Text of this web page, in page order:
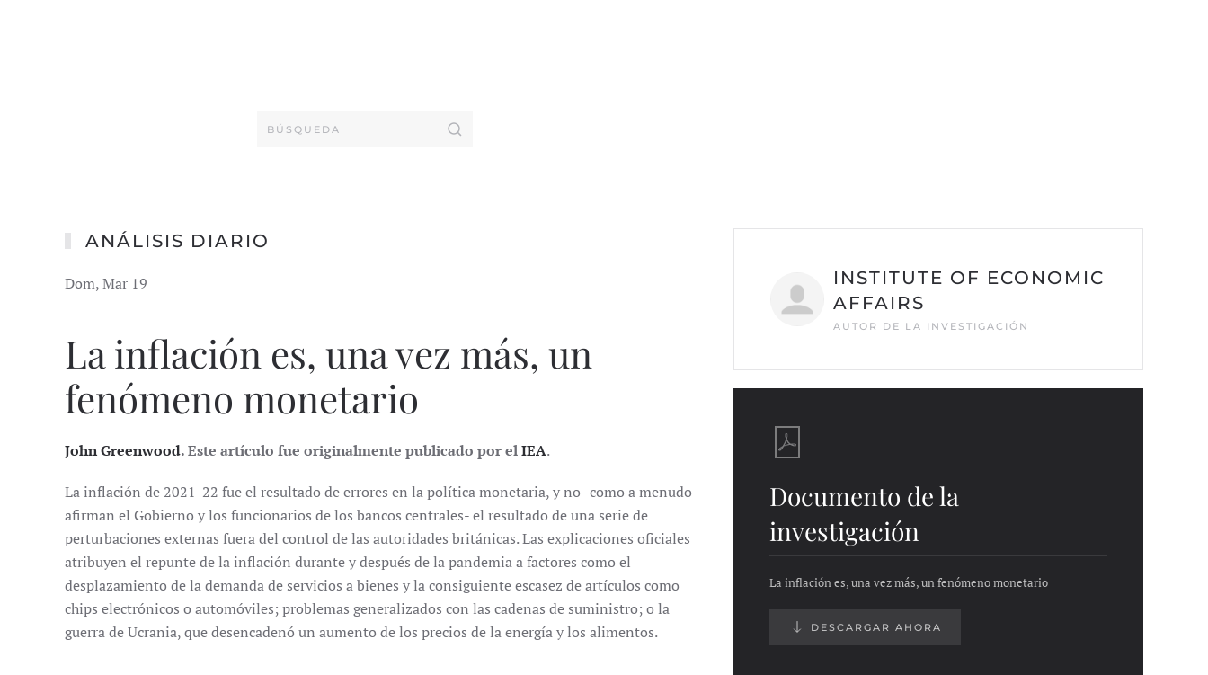
ANÁLISIS DIARIO
Dom, Mar 19
La inflación es, una vez más, un
fenómeno monetario
John Greenwood. Este artículo fue originalmente publicado por elIEA.
La inflación de 2021-22 fue el resultado de errores en la política monetaria, y no -como a menudo
afirman el Gobierno y los funcionarios de los bancos centrales- el resultado de una serie de
perturbaciones externas fuera del control de las autoridades británicas. Las explicaciones oficiales
atribuyen el repunte de la inflación durante y después de la pandemia a factores como el
desplazamiento de la demanda de servicios a bienes y la consiguiente escasez de artículos como
chips electrónicos o automóviles; problemas generalizados con las cadenas de suministro; o la
guerra de Ucrania, que desencadenó un aumento de los precios de la energía y los alimentos.
INSTITUTE OF ECONOMIC
AFFAIRS
AUTOR DE LA INVESTIGACIÓN
Documento de la
investigación
La inflación es, una vez más, un fenómeno monetario
DESCARGAR AHORA